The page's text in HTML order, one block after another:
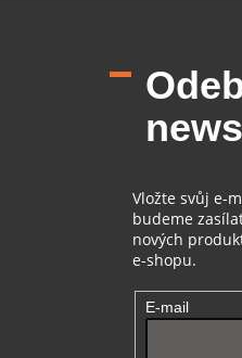
Vložte svůj e-
budeme
nových
e-shopu.
E-mail